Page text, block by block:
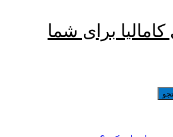
برای شما